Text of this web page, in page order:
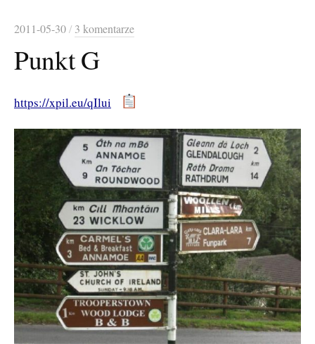
2011-05-30/ 3 komentarze
Punkt G
https://xpil.eu/qIlui